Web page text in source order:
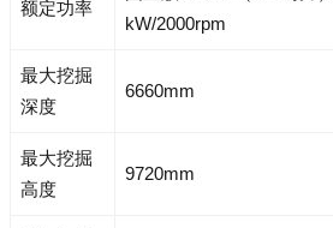
额定功率
kW/2000rpm
最大挖掘
深度
6660mm
最大挖掘
高度
9720mm